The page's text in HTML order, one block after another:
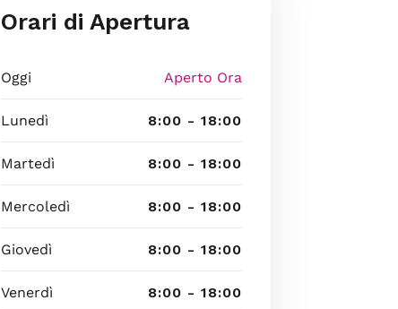
Orari di Apertura
Oggi Aperto Ora
Lunedì 8:00 - 18:00
Martedì 8:00 - 18:00
Mercoledì 8:00 - 18:00
Giovedì 8:00 - 18:00
Venerdì 8:00 - 18:00